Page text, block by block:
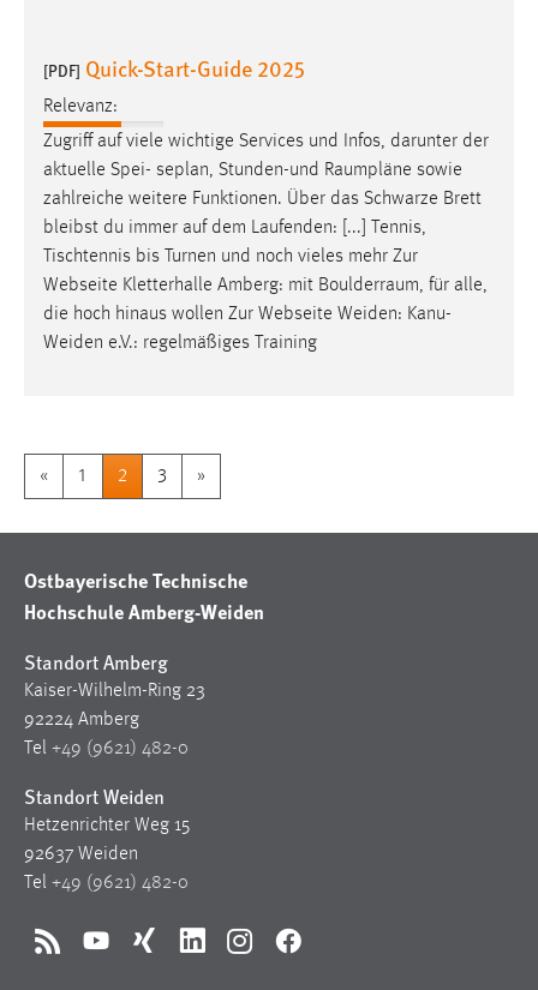
[PDF] Quick-Start-Guide 2025
Relevanz:
Zugriff auf viele wichtige Services und Infos, darunter der
aktuelle Spei- seplan, Stunden-und Raumpläne sowie
zahlreiche weitere Funktionen. Über das Schwarze Brett
bleibst du immer auf dem Laufenden: [...] Tennis,
Tischtennis bis Turnen und noch vieles mehr Zur
Webseite Kletterhalle Amberg: mit Boulderraum, für alle,
die hoch hinaus wollen Zur Webseite Weiden: Kanu-
Weiden e.V.: regelmäßiges Training
« 1 2 3 »
Ostbayerische Technische
Hochschule Amberg-Weiden
Standort Amberg
Kaiser-Wilhelm-Ring 23
92224 Amberg
Tel +49 (9621) 482-0
Standort Weiden
Hetzenrichter Weg 15
92637 Weiden
Tel +49 (9621) 482-0
RSS YouTubeXing LinkedInInstagramFacebook